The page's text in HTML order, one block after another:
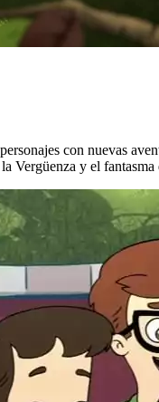
con nuevas
Vergüenza y el